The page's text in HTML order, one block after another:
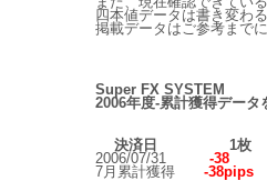
四本値データは書き変わ
掲載データはご参考まで
Super FX SYSTEM
2006年度-累計獲得データ
決済日
1枚
2006/07/31 -38
7月累計獲得 -38pips